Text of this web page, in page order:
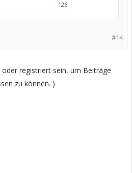
126
#14
registriert sein, um Beiträge
zu können. )